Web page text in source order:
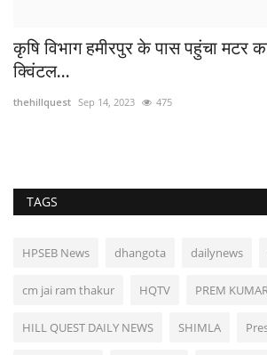
कृषि विभाग हमीरपुर के पास पहुंचा मटर
क्विंटल...
thehillquest Sep 14, 2023 475
TAGS
HPSEB News dhangota dailynews
cm jai ram thakur HQTV PREM
HILL QUEST DAILY NEWS SHIMLA